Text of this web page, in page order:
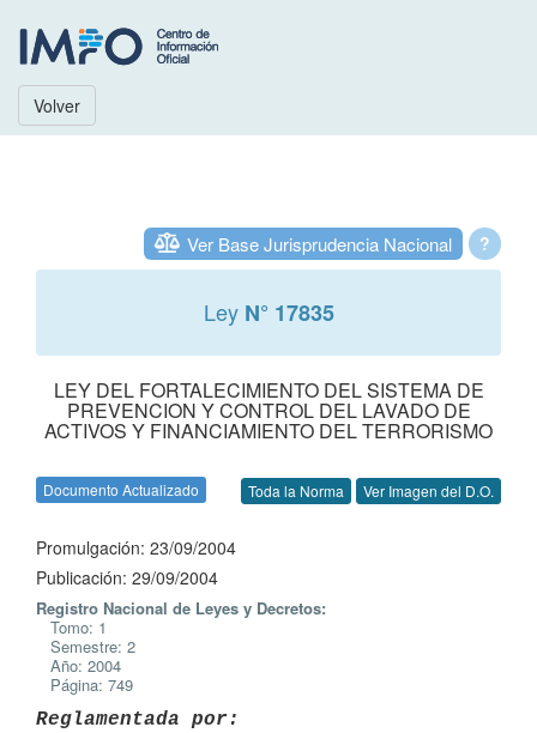
Volver
?
Ver Base Jurisprudencia Nacional
Ley N° 17835
LEY DEL FORTALECIMIENTO DEL SISTEMA DE
PREVENCION Y CONTROL DEL LAVADO DE
ACTIVOS Y FINANCIAMIENTO DEL TERRORISMO
Documento Actualizado Toda la Norma Ver Imagen del D.O.
Promulgación: 23/09/2004
Publicación: 29/09/2004
Registro Nacional de Leyes y Decretos:
Tomo: 1
Semestre: 2
Año: 2004
Página: 749
Reglamentada por: